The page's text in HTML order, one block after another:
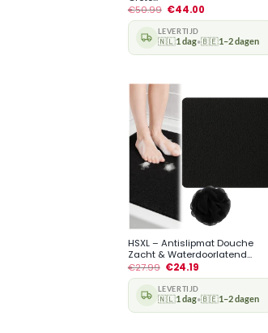
€50.99 €44.00
LEVERTIJD
🇳🇱1 dag•🇧🇪1–2 dagen
HSXL – Antislipmat Douche
Zacht & Waterdoorlatend...
€27.99 €24.19
LEVERTIJD
🇳🇱1 dag•🇧🇪1–2 dagen